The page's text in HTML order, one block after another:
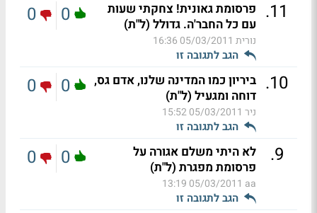
11
. פרסומת גאונית! צחקתי שעות
עם כל החבר'ה. גדולל (ל"ת)
נורית 05/03/2011 16:36
הגב לתגובה זו
0
0
10
. ביריון כמו המדינה שלנו, אדם גס,
דוחה ומגעיל (ל"ת)
ניר 05/03/2011 15:52
הגב לתגובה זו
0
0
9
.
לא היתי משלם אגורה על
פרסומת מפגרת (ל"ת)
aa
05/03/2011 13:19
הגב לתגובה זו
0
0